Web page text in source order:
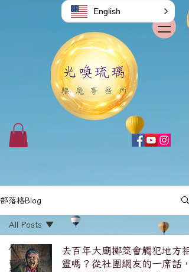
部落格Blog
All Posts
破解/原理系
All Posts
去百年大廟擲筊會觸犯地方祖
靈嗎？從社團網友的一席話，
English